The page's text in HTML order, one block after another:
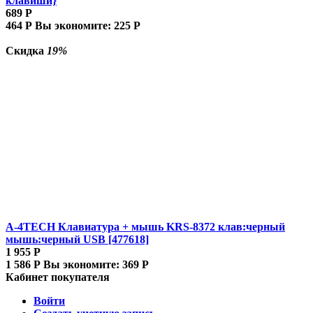
689 Р
464 Р Вы экономите: 225 Р
Скидка 19%
A-4TECH Клавиатура + мышь KRS-8372 клав:черный
мышь:черный USB [477618]
1 955 Р
1 586 Р Вы экономите: 369 Р
Кабинет покупателя
Войти